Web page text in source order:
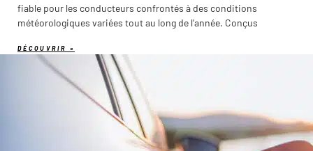
fiable pour les conducteurs confrontés à des conditions
météorologiques variées tout au long de l’année. Conçus
DÉCOUVRIR »